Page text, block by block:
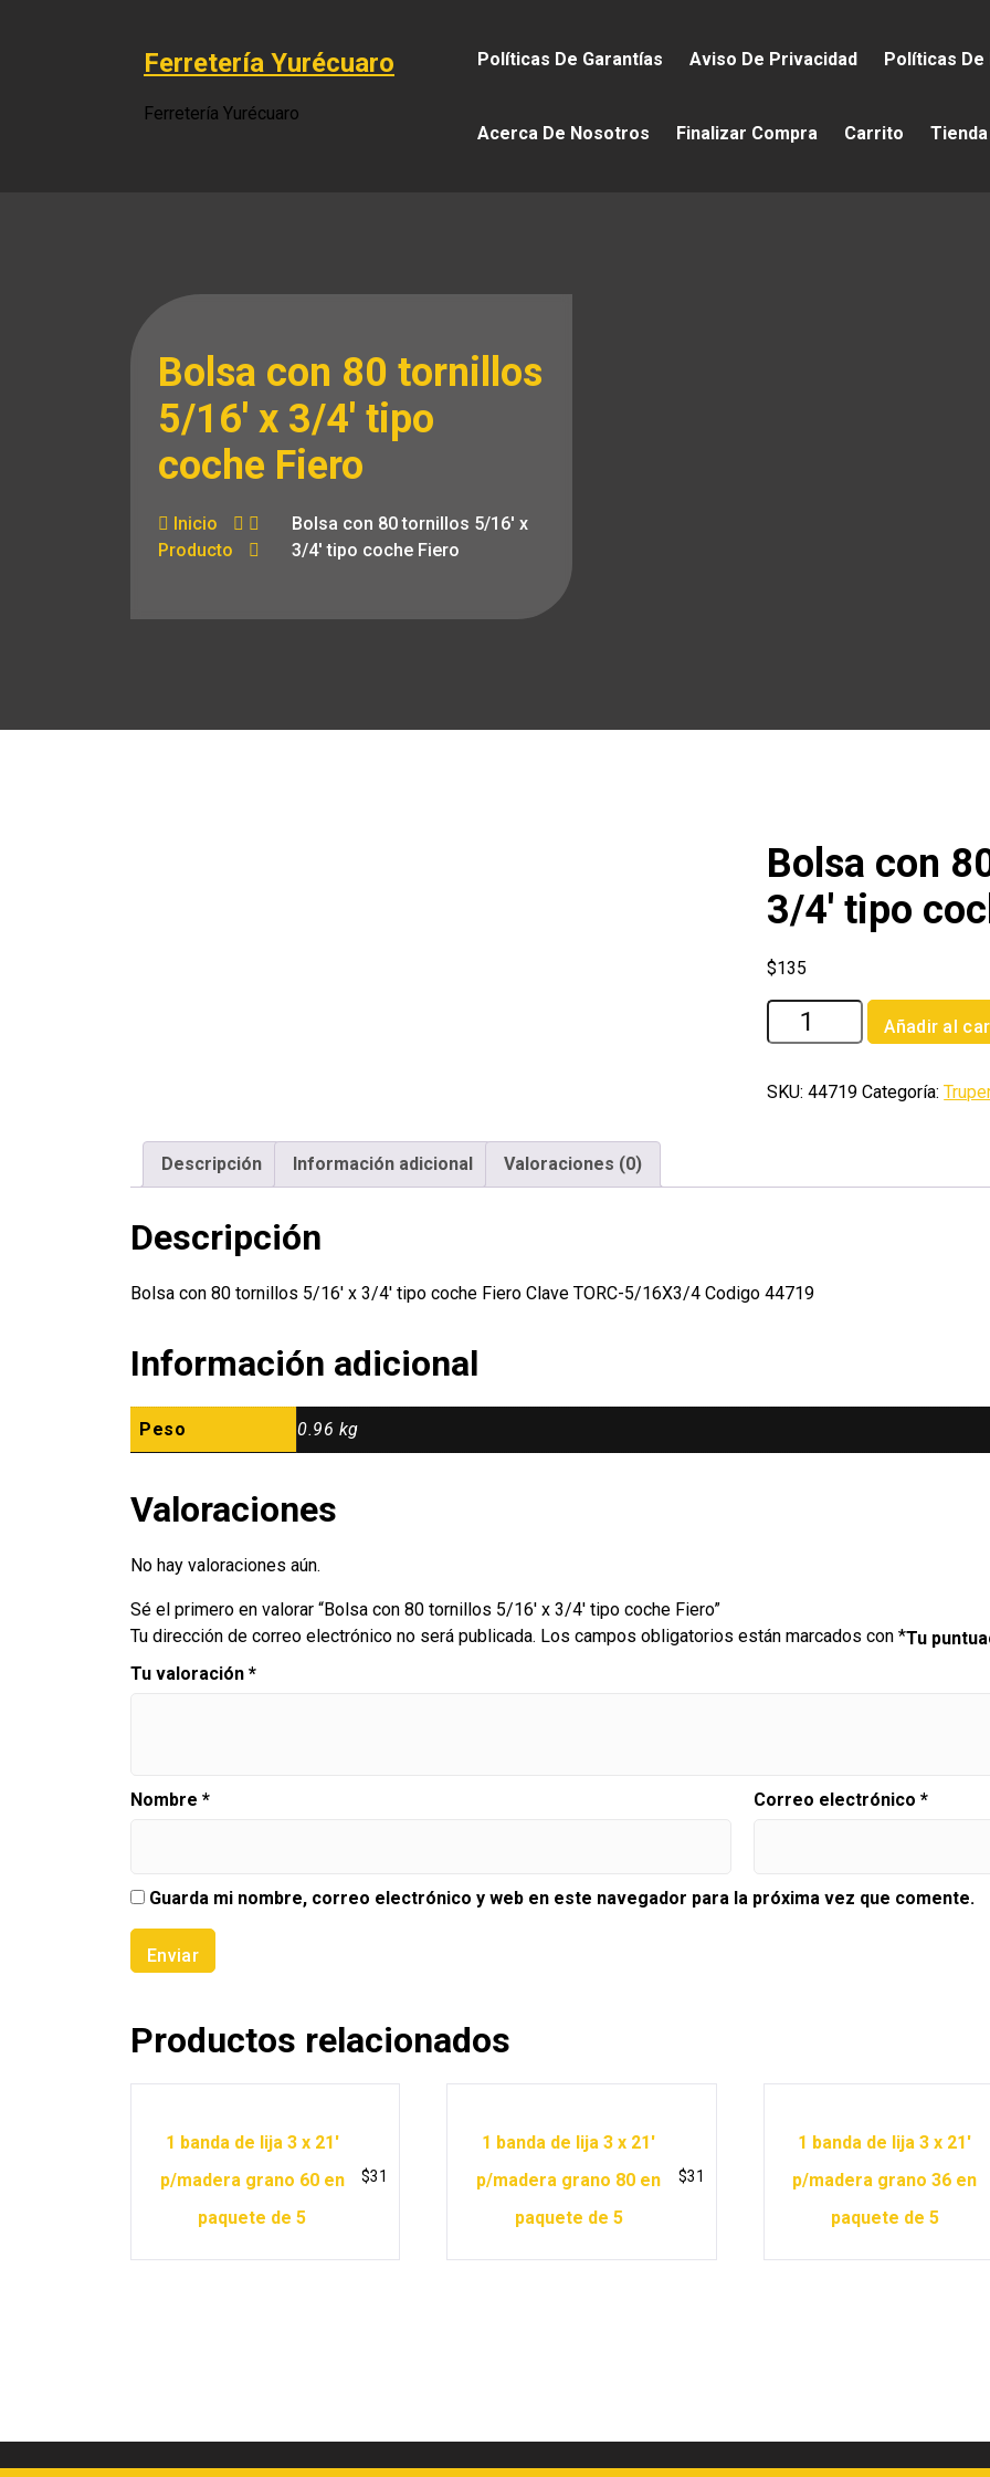
Ferretería Yurécuaro
Ferretería Yurécuaro
Políticas De Garantías Aviso De Privacidad Políticas De
Acerca De Nosotros Finalizar Compra Carrito
Bolsa con 80 tornillos
5/16′ x 3/4′ tipo
coche Fiero
Inicio
Producto
Bolsa con 80 tornillos 5/16′ x
3/4′ tipo coche Fiero
Bolsa con
3/4′ tipo
$135
Bolsa
con
tornillos
Añadir al
SKU:44719 Categoría:
Descripción Información adicional Valoraciones (0)
Descripción
Bolsa con 80 tornillos 5/16′ x 3/4′ tipo coche Fiero Clave TORC-5/16X3/4 Codigo 44719
Información adicional
Peso 0.96 kg
Valoraciones
No hay valoraciones aún.
Sé el primero en valorar “Bolsa con 80 tornillos 5/16′ x 3/4′ tipo coche Fiero”
Tu dirección de correo electrónico no será publicada. Los campos obligatorios están marcados con *Tu
Tu valoración *
Nombre * Correo electrónico *
Guarda mi nombre, correo electrónico y web en este navegador para la próxima vez que comente.
Productos relacionados
1 banda de lija 3 x 21′
p/madera grano 60 en
paquete de 5
$31
1 banda de lija 3 x 21′
p/madera grano 80 en
paquete de 5
$31
1 banda de lija 3 x 21′
p/madera grano 36 en
paquete de 5